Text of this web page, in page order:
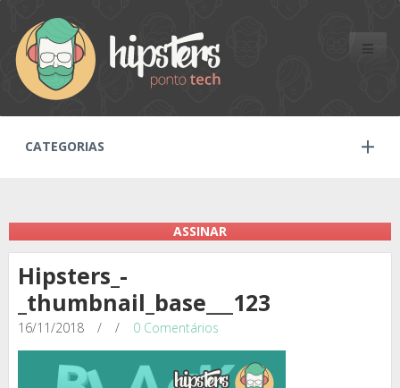
Toggle
CATEGORIAS
ASSINAR
Hipsters_-
_thumbnail_base___123
16/11/2018 / / 0 Comentários